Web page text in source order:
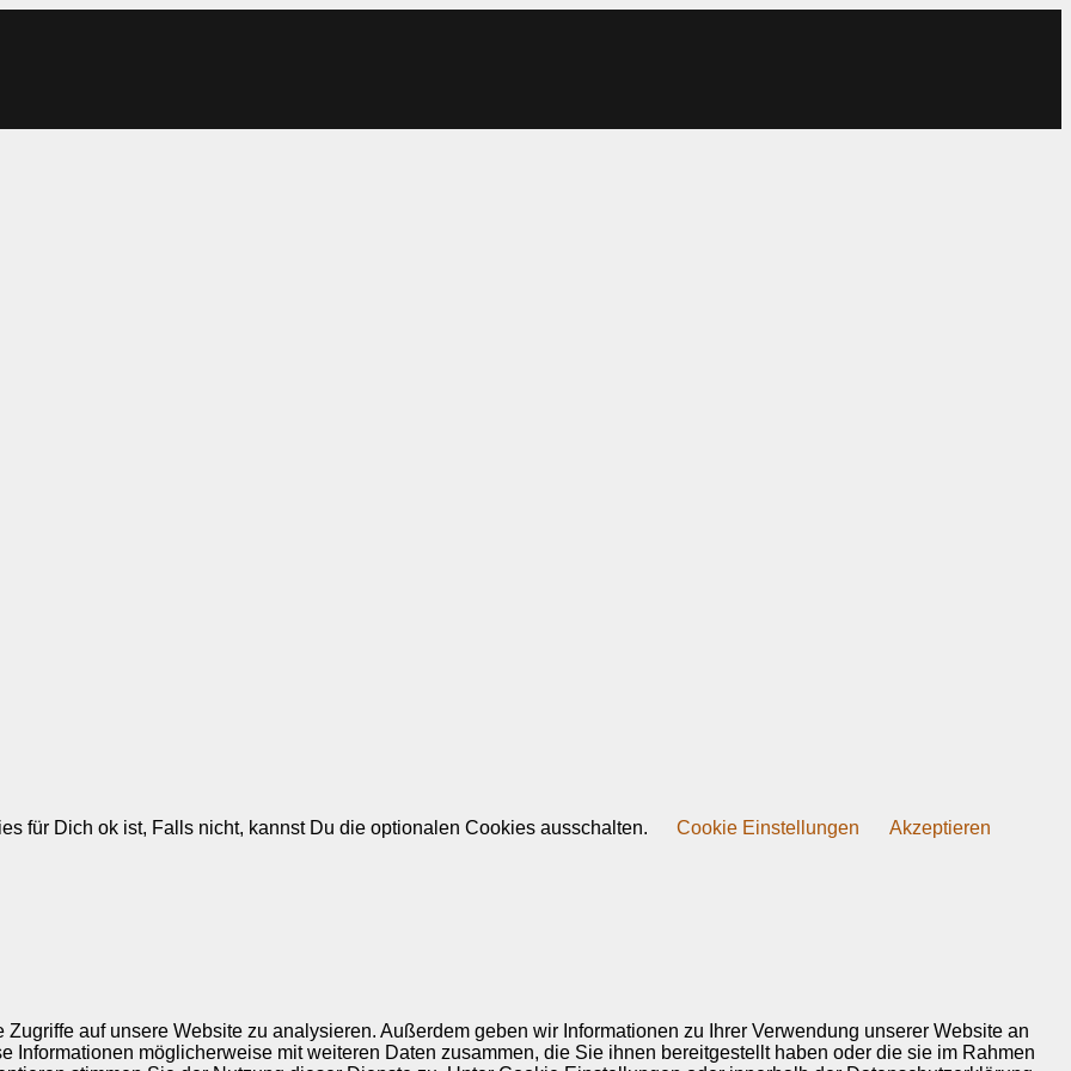
für Dich ok ist, Falls nicht, kannst Du die optionalen Cookies ausschalten. Cookie Einstellungen Akzeptieren
auf unsere Website zu analysieren. Außerdem geben wir Informationen zu Ihrer Verwendung unserer Website an
Informationen möglicherweise mit weiteren Daten zusammen, die Sie ihnen bereitgestellt haben oder die sie im Rahmen